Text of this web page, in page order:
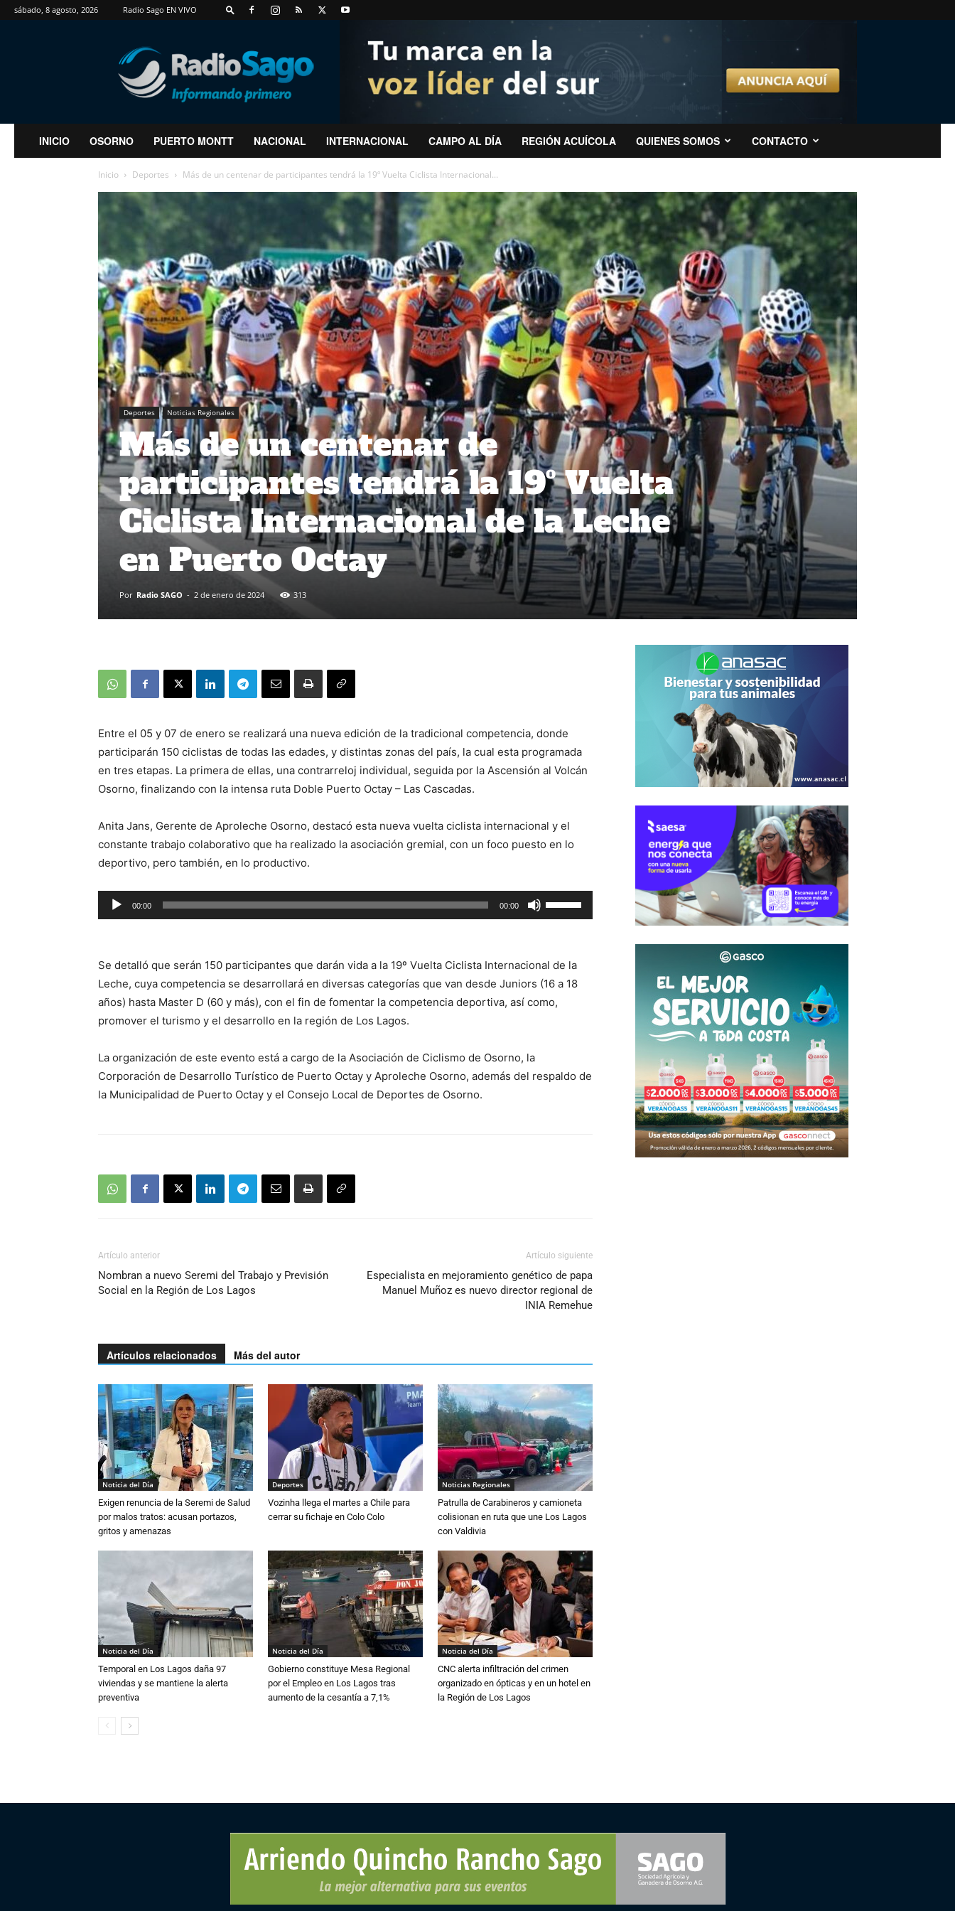
sábado, 8 agosto, 2026 Radio Sago EN VIVO
RadioSago
INICIO OSORNO PUERTO MONTT NACIONAL INTERNACIONAL CAMPO AL DÍA REGIÓN ACUÍCOLA QUIENES SOMOS CONTACTO
Inicio Deportes Más de un centenar de participantes tendrá la 19º Vuelta Ciclista Internacional...
Deportes Noticias Regionales
Más de un centenar de
participantes tendrá la 19º Vuelta
Ciclista Internacional de la Leche
en Puerto Octay
Por Radio SAGO - 2 de enero de 2024 313
Entre el 05 y 07 de enero se realizará una nueva edición de la tradicional competencia, donde
participarán 150 ciclistas de todas las edades, y distintas zonas del país, la cual esta programada
en tres etapas. La primera de ellas, una contrarreloj individual, seguida por la Ascensión al Volcán
Osorno, finalizando con la intensa ruta Doble Puerto Octay – Las Cascadas.
Anita Jans, Gerente de Aproleche Osorno, destacó esta nueva vuelta ciclista internacional y el
constante trabajo colaborativo que ha realizado la asociación gremial, con un foco puesto en lo
deportivo, pero también, en lo productivo.
Reproductor
de
00:00 00:00
las
flecha
arriba/abajo
para
el
Se detalló que serán 150 participantes que darán vida a la 19º Vuelta Ciclista Internacional de la
Leche, cuya competencia se desarrollará en diversas categorías que van desde Juniors (16 a 18
años) hasta Master D (60 y más), con el fin de fomentar la competencia deportiva, así como,
promover el turismo y el desarrollo en la región de Los Lagos.
La organización de este evento está a cargo de la Asociación de Ciclismo de Osorno, la
Corporación de Desarrollo Turístico de Puerto Octay y Aproleche Osorno, además del respaldo de
la Municipalidad de Puerto Octay y el Consejo Local de Deportes de Osorno.
Artículo anterior
Nombran a nuevo Seremi del Trabajo y Previsión
Social en la Región de Los Lagos
Artículo siguiente
Especialista en mejoramiento genético de papa
Manuel Muñoz es nuevo director regional de
INIA Remehue
Artículos relacionados Más del autor
Noticia del Día
Exigen renuncia de la Seremi de Salud
por malos tratos: acusan portazos,
gritos y amenazas
Deportes
Vozinha llega el martes a Chile para
cerrar su fichaje en Colo Colo
Noticias Regionales
Patrulla de Carabineros y camioneta
colisionan en ruta que une Los Lagos
con Valdivia
Noticia del Día
Temporal en Los Lagos daña 97
viviendas y se mantiene la alerta
preventiva
Noticia del Día
Gobierno constituye Mesa Regional
por el Empleo en Los Lagos tras
aumento de la cesantía a 7,1%
Noticia del Día
CNC alerta infiltración del crimen
organizado en ópticas y en un hotel en
la Región de Los Lagos